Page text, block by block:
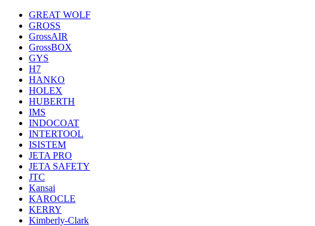
GREAT WOLF
GROSS
GrossAIR
GrossBOX
GYS
H7
HANKO
HOLEX
HUBERTH
IMS
INDOCOAT
INTERTOOL
ISISTEM
JETA PRO
JETA SAFETY
JTC
Kansai
KAROCLE
KERRY
Kimberly-Clark